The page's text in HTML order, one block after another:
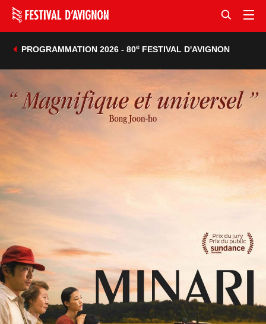
PROGRAMMATION 2026 - 80eFESTIVAL D'AVIGNON